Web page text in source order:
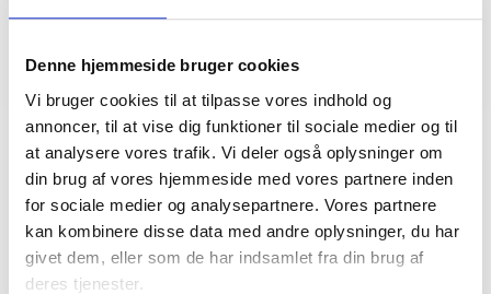
Denne hjemmeside bruger cookies
Vi bruger cookies til at tilpasse vores indhold og
annoncer, til at vise dig funktioner til sociale medier og til
at analysere vores trafik. Vi deler også oplysninger om
din brug af vores hjemmeside med vores partnere inden
for sociale medier og analysepartnere. Vores partnere
kan kombinere disse data med andre oplysninger, du har
givet dem, eller som de har indsamlet fra din brug af
deres tjenester.
Relateret indhold Viden
BL INFORMERER